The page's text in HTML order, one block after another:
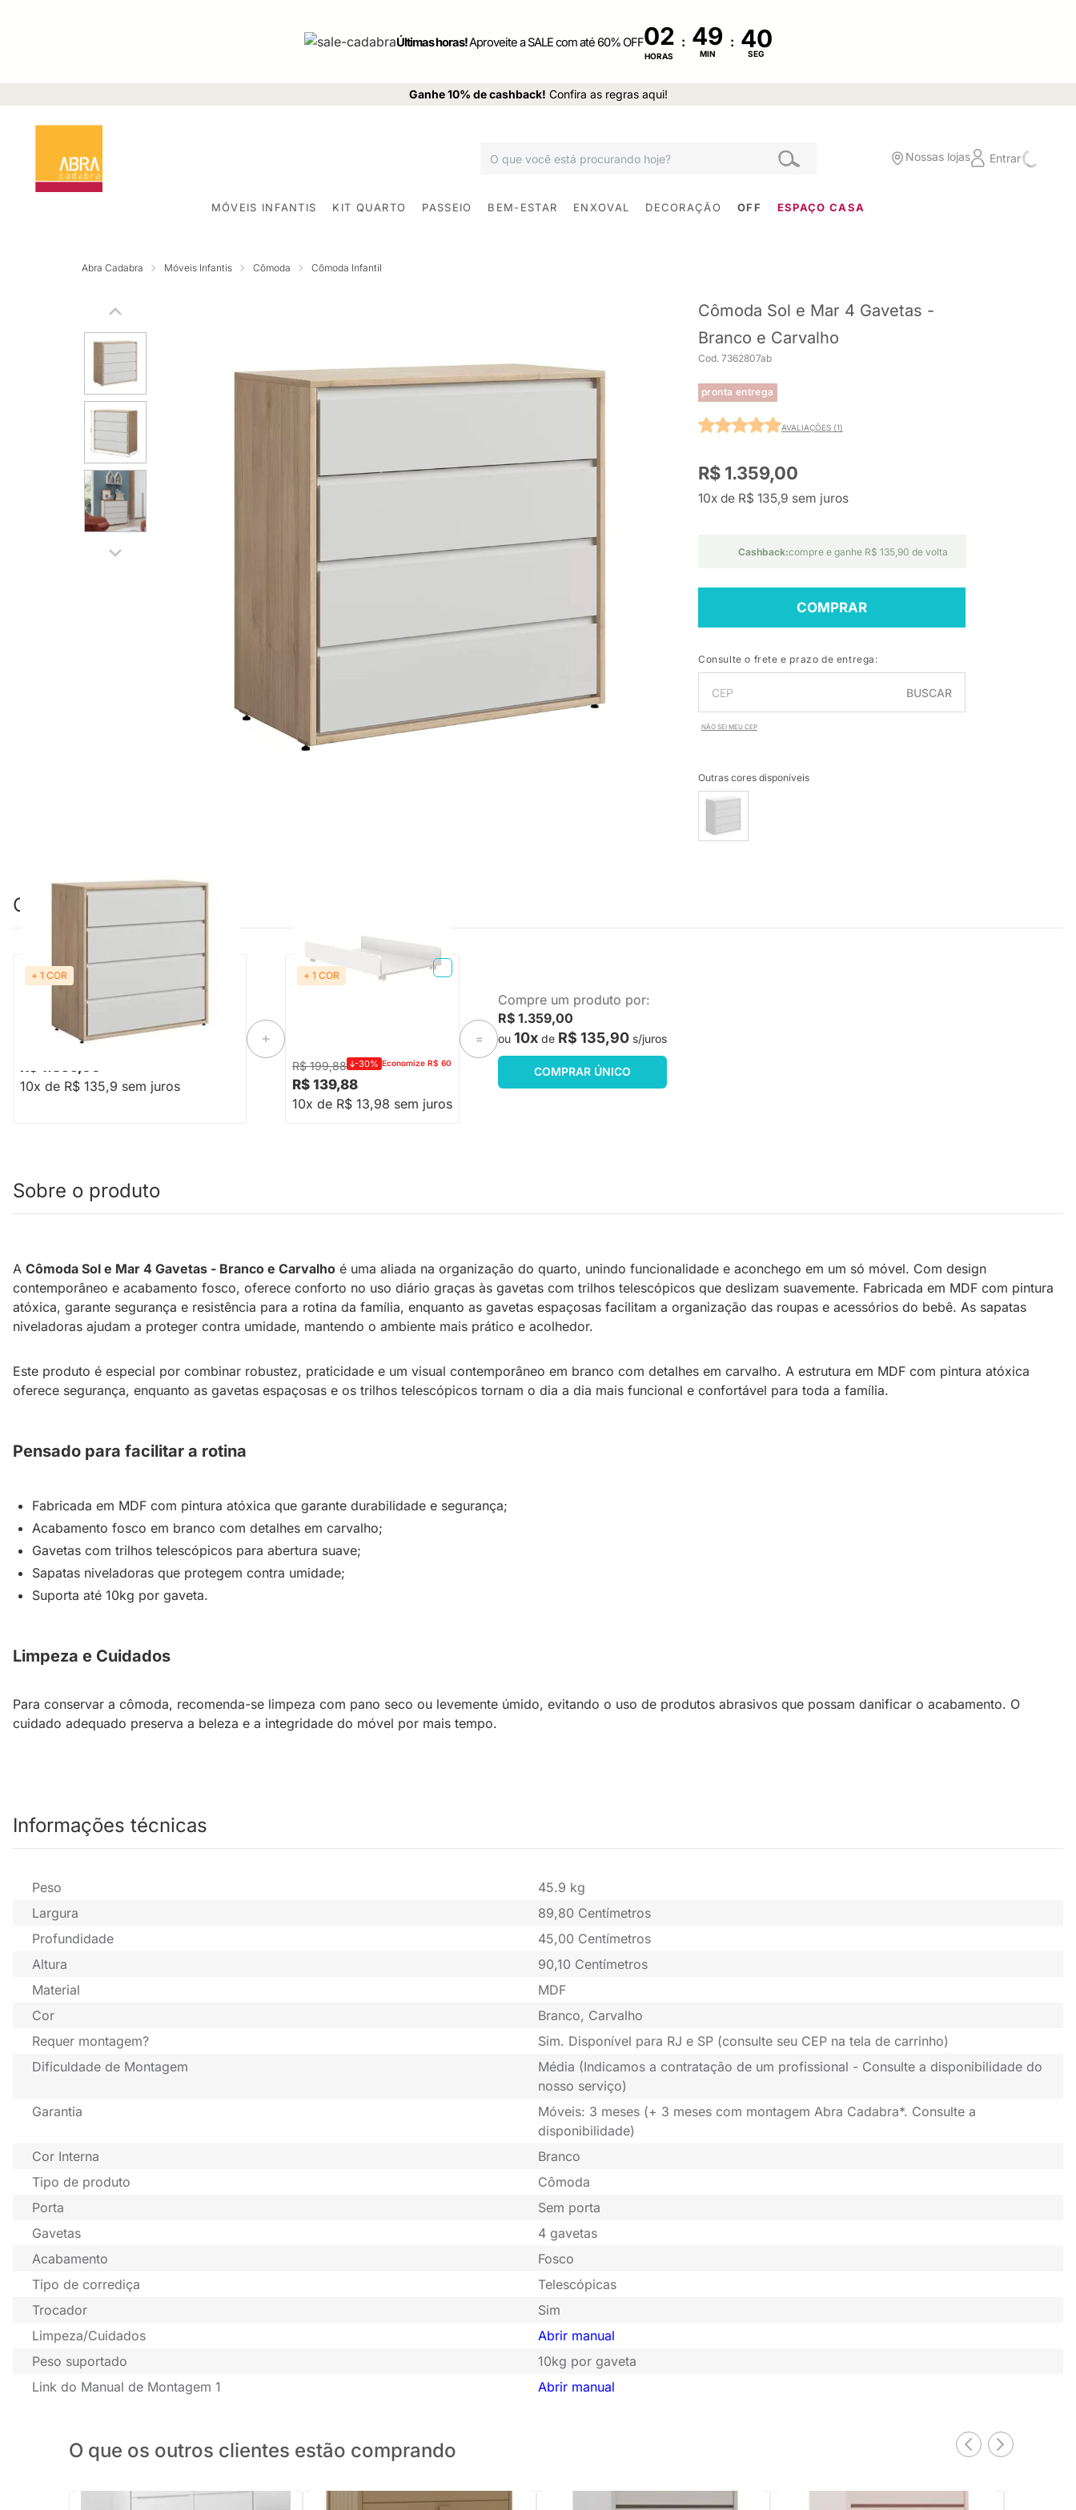
Últimas horas!Aproveite a SALE com até 60% OFF02
HORAS
:
MIN
:
SEG
Ganhe 10% de cashback! Confira as regras aqui!
Nossas lojas Entrar
MÓVEIS INFANTIS KIT QUARTO PASSEIO BEM-ESTAR ENXOVAL DECORAÇÃO OFF ESPAÇO CASA
Abra Cadabra Móveis Infantis Cômoda Cômoda Infantil
Cômoda Sol e Mar 4 Gavetas -
Branco e Carvalho
Cod. 7362807ab
pronta entrega
AVALIAÇÕES (1)
R$ 1.359,00
10x de R$ 135,9 sem juros
Cashback:compre e ganhe R$ 135,90 de volta
COMPRAR
Consulte o frete e prazo de entrega:
BUSCAR
NÃO SEI MEU CEP
Outras cores disponíveis
Combinação perfeita
+ 1 COR
Cômoda Sol e Mar 4 Gavetas - Branco e
R$ 1.359,00
10x de R$ 135,9 sem juros
+ 1 CORPRONTA ENTREGA
R$ 199,88 -30% Economize R$ 60
R$ 139,88
10x de R$ 13,98 sem juros
=
Compre um produto por:
R$ 1.359,00
ou 10x de R$ 135,90 s/juros
COMPRAR ÚNICO
Sobre o produto
A Cômoda Sol e Mar 4 Gavetas - Branco e Carvalho é uma aliada na organização do quarto, unindo funcionalidade e aconchego em um só móvel. Com design
contemporâneo e acabamento fosco, oferece conforto no uso diário graças às gavetas com trilhos telescópicos que deslizam suavemente. Fabricada em MDF com pintura
atóxica, garante segurança e resistência para a rotina da família, enquanto as gavetas espaçosas facilitam a organização das roupas e acessórios do bebê. As sapatas
niveladoras ajudam a proteger contra umidade, mantendo o ambiente mais prático e acolhedor.
Este produto é especial por combinar robustez, praticidade e um visual contemporâneo em branco com detalhes em carvalho. A estrutura em MDF com pintura atóxica
oferece segurança, enquanto as gavetas espaçosas e os trilhos telescópicos tornam o dia a dia mais funcional e confortável para toda a família.
Pensado para facilitar a rotina
Fabricada em MDF com pintura atóxica que garante durabilidade e segurança;
Acabamento fosco em branco com detalhes em carvalho;
Gavetas com trilhos telescópicos para abertura suave;
Sapatas niveladoras que protegem contra umidade;
Suporta até 10kg por gaveta.
Limpeza e Cuidados
Para conservar a cômoda, recomenda-se limpeza com pano seco ou levemente úmido, evitando o uso de produtos abrasivos que possam danificar o acabamento. O
cuidado adequado preserva a beleza e a integridade do móvel por mais tempo.
Informações técnicas
Peso
45.9 kg
Largura
89,80 Centímetros
Profundidade
45,00 Centímetros
Altura
90,10 Centímetros
Material
MDF
Cor
Branco, Carvalho
Requer montagem?
Sim. Disponível para RJ e SP (consulte seu CEP na tela de carrinho)
Dificuldade de Montagem
Média (Indicamos a contratação de um profissional - Consulte a disponibilidade do
nosso serviço)
Garantia
Móveis: 3 meses (+ 3 meses com montagem Abra Cadabra*. Consulte a
disponibilidade)
Cor Interna
Branco
Tipo de produto
Cômoda
Porta
Sem porta
Gavetas
4 gavetas
Acabamento
Fosco
Tipo de corrediça
Telescópicas
Trocador
Sim
Limpeza/Cuidados
Abrir manual
Peso suportado
10kg por gaveta
Link do Manual de Montagem 1
Abrir manual
O que os outros clientes estão comprando